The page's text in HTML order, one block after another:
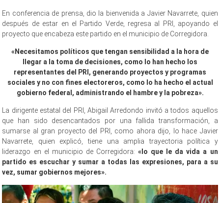
En conferencia de prensa, dio la bienvenida a Javier Navarrete, quien
después de estar en el Partido Verde, regresa al PRI, apoyando el
proyecto que encabeza este partido en el municipio de Corregidora.
«Necesitamos políticos que tengan sensibilidad a la hora de
llegar a la toma de decisiones, como lo han hecho los
representantes del PRI, generando proyectos y programas
sociales y no con fines electoreros, como lo ha hecho el actual
gobierno federal, administrando el hambre y la pobreza».
La dirigente estatal del PRI, Abigail Arredondo invitó a todos aquellos
que han sido desencantados por una fallida transformación, a
sumarse al gran proyecto del PRI, como ahora dijo, lo hace Javier
Navarrete, quien explicó, tiene una amplia trayectoria política y
liderazgo en el municipio de Corregidora: «lo que le da vida a un
partido es escuchar y sumar a todas las expresiones, para a su
vez, sumar gobiernos mejores».